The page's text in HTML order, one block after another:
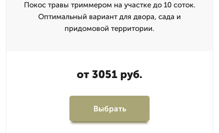
Покос травы триммером на участке до 10 соток.
Оптимальный вариант для двора, сада и
придомовой территории.
от 3051 руб.
Выбрать